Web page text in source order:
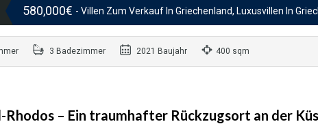
580,000€ - Villen Zum Verkauf In Griechenland, Luxusvillen In
3 Badezimmer 2021 Baujahr 400 sqm
Rhodos – Ein traumhafter Rückzugsort an der